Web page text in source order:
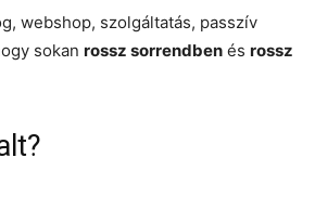
webshop, szolgáltatás, passzív
sokan rossz sorrendben és rossz